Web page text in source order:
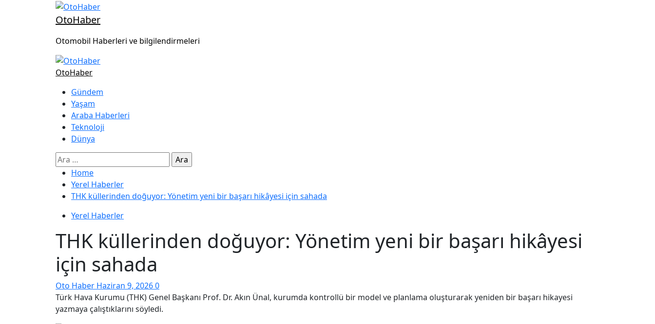
OtoHaber
Otomobil Haberleri ve bilgilendirmeleri
OtoHaber
Gündem
Yaşam
Araba Haberleri
Teknoloji
Dünya
Home
Yerel Haberler
THK küllerinden doğuyor: Yönetim yeni bir başarı hikâyesi için sahada
Yerel Haberler
THK küllerinden doğuyor: Yönetim yeni bir başarı hikâyesi
için sahada
Oto Haber Haziran 9, 20260
Türk Hava Kurumu (THK) Genel Başkanı Prof. Dr. Akın Ünal, kurumda kontrollü bir model ve planlama oluşturarak yeniden bir başarı hikayesi
yazmaya çalıştıklarını söyledi.